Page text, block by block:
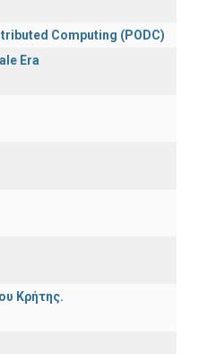
Computing (PODC)
Era
Κρήτης.